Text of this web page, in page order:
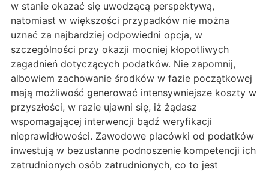
w stanie okazać się uwodzącą perspektywą,
natomiast w większości przypadków nie można
uznać za najbardziej odpowiedni opcja, w
szczególności przy okazji mocniej kłopotliwych
zagadnień dotyczących podatków. Nie zapomnij,
albowiem zachowanie środków w fazie początkowej
mają możliwość generować intensywniejsze koszty w
przyszłości, w razie ujawni się, iż żądasz
wspomagającej interwencji bądź weryfikacji
nieprawidłowości. Zawodowe placówki od podatków
inwestują w bezustanne podnoszenie kompetencji ich
zatrudnionych osób zatrudnionych, co to jest